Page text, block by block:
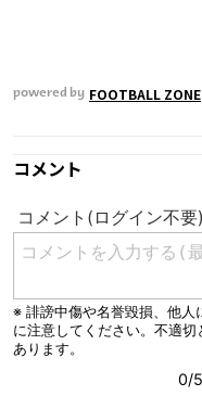
powered by FOOTBALL ZONE
コメント